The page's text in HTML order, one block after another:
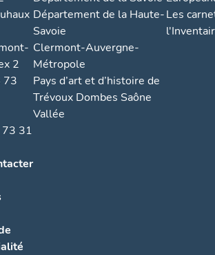
2
73
73 31
Département de la Haute-
Savoie
Clermont-Auvergne-
Métropole
Pays d’art et d’histoire de
Trévoux Dombes Saône
Vallée
Les